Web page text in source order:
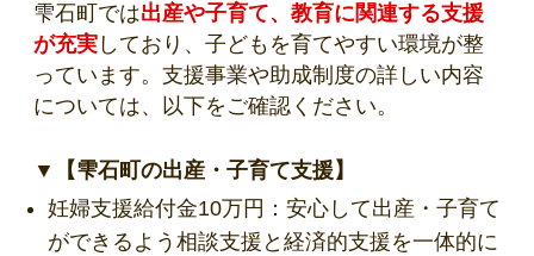
雫石町では出産や子育て、教育に関連する支援
が充実 しており、子どもを育てやすい環境が整
っています。支援事業や助成制度の詳しい内容
については、以下をご確認ください。
▼【雫石町の出産・子育て支援】
妊婦支援給付金10万円：安心して出産・子育て
ができるよう相談支援と経済的支援を一体的に